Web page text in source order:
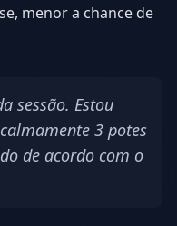
menor a chance de
sessão. Estou
3 potes
de acordo com o